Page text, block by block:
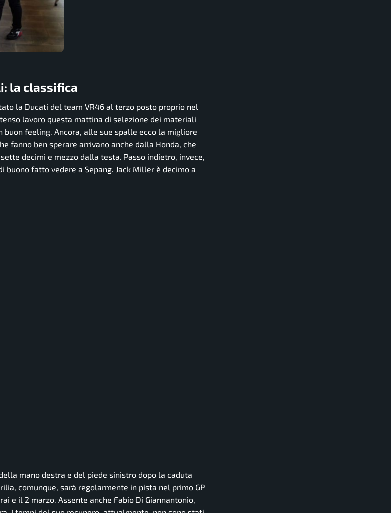
la classifica
la Ducati del team VR46 al terzo posto proprio nel
lavoro questa mattina di selezione dei materiali
feeling. Ancora, alle sue spalle ecco la migliore
fanno ben sperare arrivano anche dalla Honda, che
decimi e mezzo dalla testa. Passo indietro, invece,
fatto vedere a Sepang. Jack Miller è decimo a
mano destra e del piede sinistro dopo la caduta
comunque, sarà regolarmente in pista nel primo GP
e il 2 marzo. Assente anche Fabio Di Giannantonio,